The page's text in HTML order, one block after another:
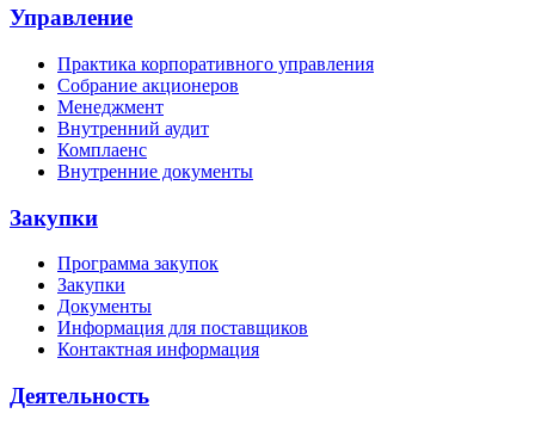
Управление
Практика корпоративного управления
Собрание акционеров
Менеджмент
Внутренний аудит
Комплаенс
Внутренние документы
Закупки
Программа закупок
Закупки
Документы
Информация для поставщиков
Контактная информация
Деятельность